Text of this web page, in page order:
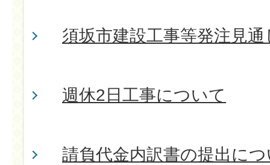
須坂市建設工事等発注見
週休2日工事について
請負代金内訳書の提出に